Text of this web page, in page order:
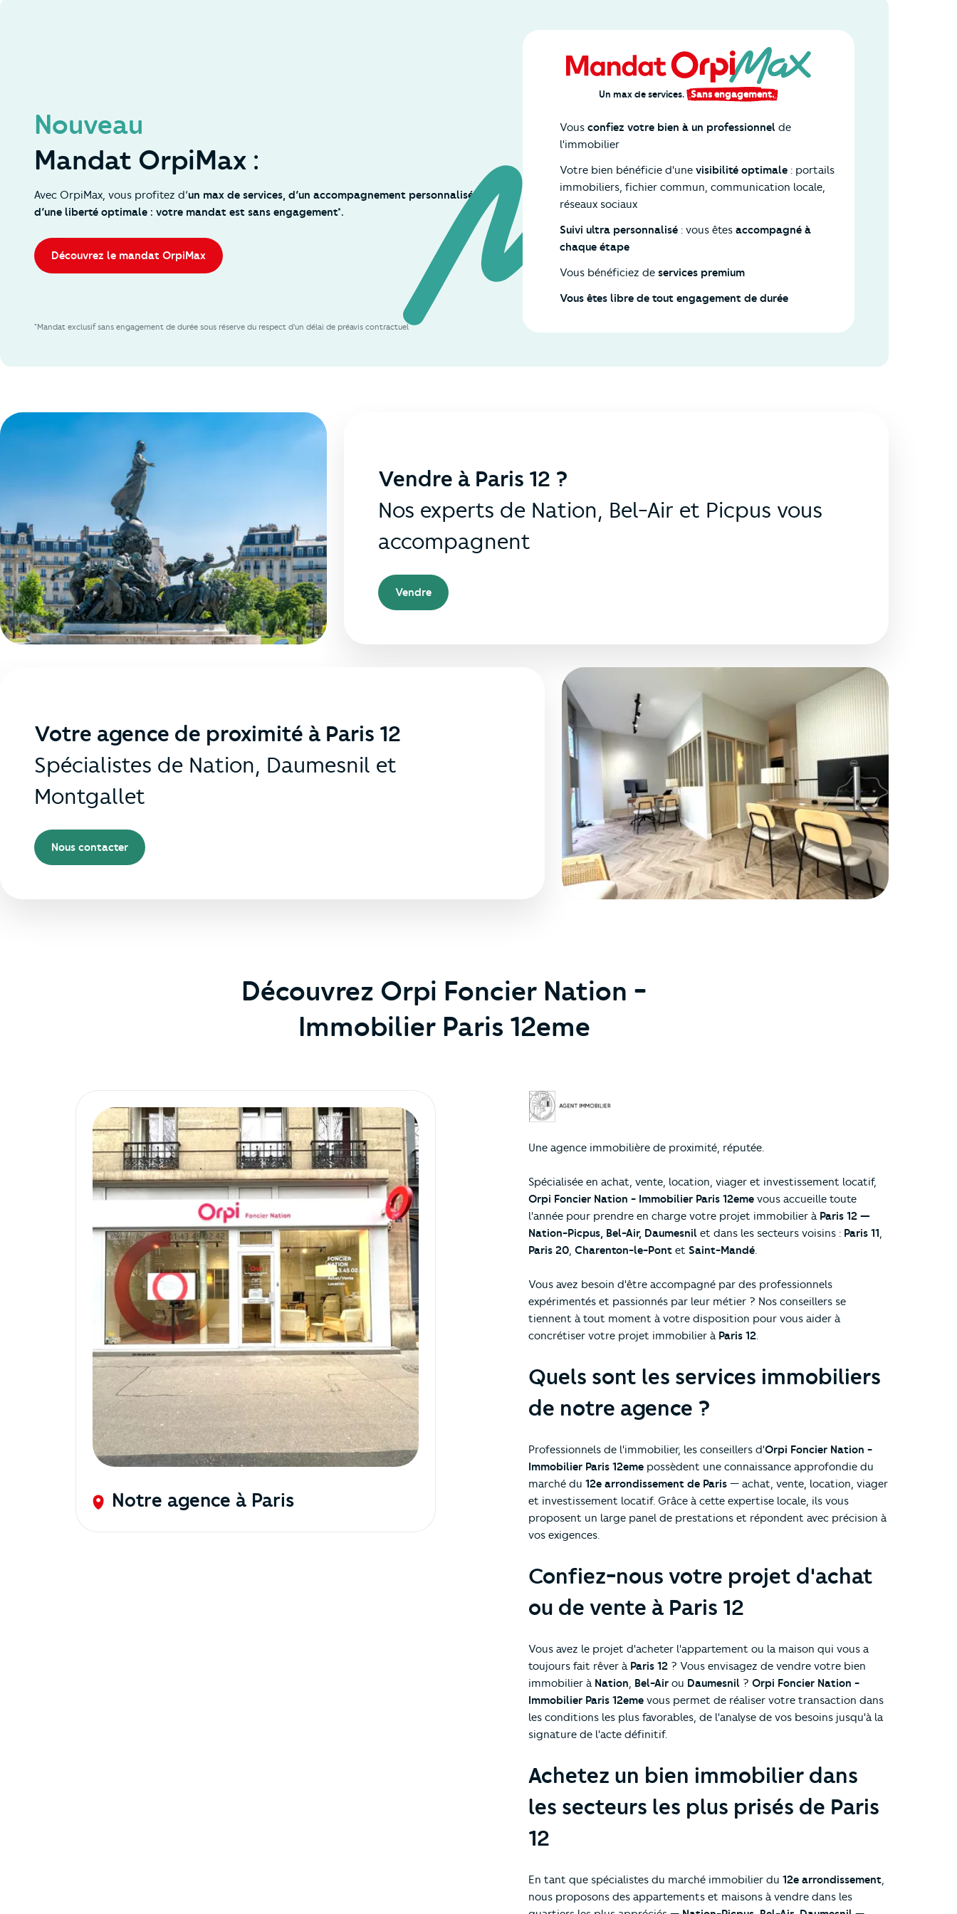
Nouveau
Mandat OrpiMax :
Avec OrpiMax, vous profitez d’un max de services, d’un accompagnement personnalisé et
d’une liberté optimale : votre mandat est sans engagement*.
Découvrez le mandat OrpiMax
Un max de services. Sans engagement.
Vous confiez votre bien à un professionnel de
l'immobilier
Votre bien bénéficie d'une visibilité optimale : portails
immobiliers, fichier commun, communication locale,
réseaux sociaux
Suivi ultra personnalisé : vous êtes accompagné à
chaque étape
Vous bénéficiez de services premium
Vous êtes libre de tout engagement de durée
*Mandat exclusif sans engagement de durée sous réserve du respect d'un délai de préavis contractuel
Vendre à Paris 12 ?
Nos experts de Nation, Bel-Air et Picpus vous
accompagnent
Vendre
Votre agence de proximité à Paris 12
Spécialistes de Nation, Daumesnil et
Montgallet
Nous contacter
Découvrez Orpi Foncier Nation -
Immobilier Paris 12eme
Notre agence à Paris
Une agence immobilière de proximité, réputée.
Spécialisée en achat, vente, location, viager et investissement locatif,
Orpi Foncier Nation - Immobilier Paris 12eme vous accueille toute
l'année pour prendre en charge votre projet immobilier à Paris 12 —
Nation-Picpus, Bel-Air, Daumesnil et dans les secteurs voisins : Paris 11,
Paris 20, Charenton-le-Pont et Saint-Mandé.
Vous avez besoin d'être accompagné par des professionnels
expérimentés et passionnés par leur métier ? Nos conseillers se
tiennent à tout moment à votre disposition pour vous aider à
concrétiser votre projet immobilier à Paris 12.
Quels sont les services immobiliers
de notre agence ?
Professionnels de l'immobilier, les conseillers d'Orpi Foncier Nation -
Immobilier Paris 12eme possèdent une connaissance approfondie du
marché du 12e arrondissement de Paris — achat, vente, location, viager
et investissement locatif. Grâce à cette expertise locale, ils vous
proposent un large panel de prestations et répondent avec précision à
vos exigences.
Confiez-nous votre projet d'achat
ou de vente à Paris 12
Vous avez le projet d'acheter l'appartement ou la maison qui vous a
toujours fait rêver à Paris 12 ? Vous envisagez de vendre votre bien
immobilier à Nation, Bel-Air ou Daumesnil ? Orpi Foncier Nation -
Immobilier Paris 12eme vous permet de réaliser votre transaction dans
les conditions les plus favorables, de l'analyse de vos besoins jusqu'à la
signature de l'acte définitif.
Achetez un bien immobilier dans
les secteurs les plus prisés de Paris
12
En tant que spécialistes du marché immobilier du 12e arrondissement,
nous proposons des appartements et maisons à vendre dans les